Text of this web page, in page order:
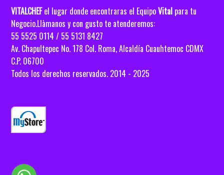
VITALCHEFel lugar donde encontraras el EquipoVital para tu
Negocio.Llàmanos y con gusto te atenderemos:
55 5525 0114 / 55 5131 8427
Av. Chapultepec No. 178 Col. Roma, Alcaldía Cuauhtemoc CDMX
C.P. 06700
Todos los derechos reservados. 2014 - 2025